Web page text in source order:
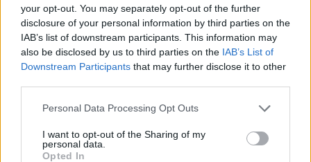
your opt-out. You may separately opt-out of the further
disclosure of your personal information by third parties on the
IAB’s list of downstream participants. This information may
also be disclosed by us to third parties on the IAB’s List of
Downstream Participants that may further disclose it to other
Personal Data Processing Opt Outs
I want to opt-out of the Sharing of my
personal data.
Opted In